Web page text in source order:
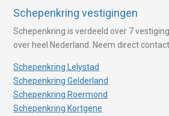
Schepenkring vestigingen
Schepenkring is verdeeld over 7
over heel Nederland. Neem direct
Schepenkring Lelystad
Schepenkring Gelderland
Schepenkring Roermond
Schepenkring Kortgene